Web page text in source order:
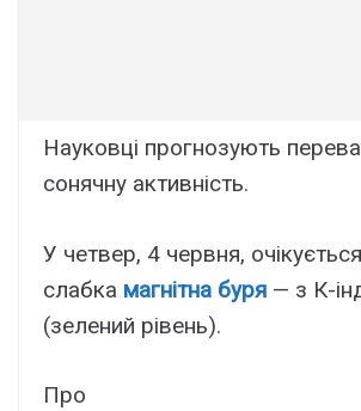
Науковці прогнозують
сонячну активність.
У четвер, 4 червня, очікується
слабка магнітна буря — з К-
(зелений рівень).
Про